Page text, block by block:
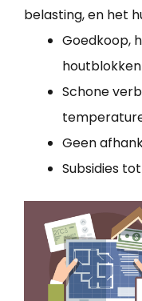
belasting, en het
Goedkoop,
Schone
Geen
Subsidies